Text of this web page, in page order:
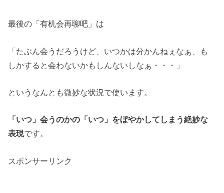
最後の「有机会再聊吧」は
「たぶん会うだろうけど、いつかは分かんねぇなぁ、も
しかすると会わないかもしんないしなぁ・・・」
というなんとも微妙な状況で使います。
「いつ」会うのかの「いつ」をぼやかしてしまう絶妙な
表現です。
スポンサーリンク